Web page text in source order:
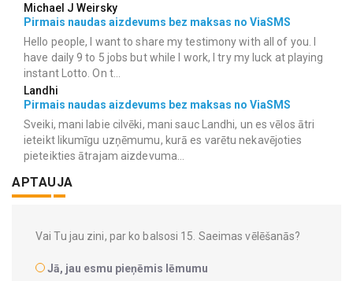
Michael J Weirsky
Pirmais naudas aizdevums bez maksas no ViaSMS
Hello people, I want to share my testimony with all of you. I
have daily 9 to 5 jobs but while I work, I try my luck at playing
instant Lotto. On t...
Landhi
Pirmais naudas aizdevums bez maksas no ViaSMS
Sveiki, mani labie cilvēki, mani sauc Landhi, un es vēlos ātri
ieteikt likumīgu uzņēmumu, kurā es varētu nekavējoties
pieteikties ātrajam aizdevuma...
APTAUJA
Vai Tu jau zini, par ko balsosi 15. Saeimas vēlēšanās?
Jā, jau esmu pieņēmis lēmumu